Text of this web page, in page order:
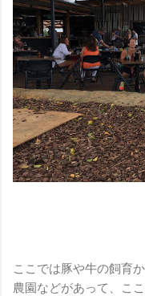
ここでは豚や牛の飼育
農園などがあって、こ